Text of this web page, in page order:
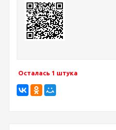
Осталась 1 штука